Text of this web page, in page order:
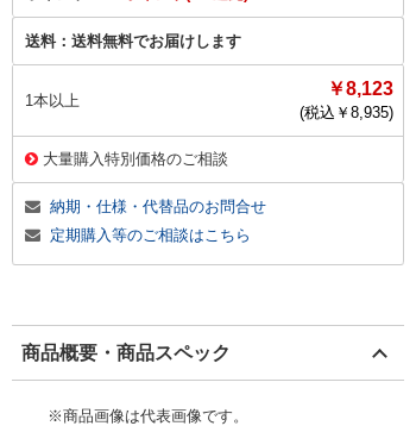
送料： 送料無料でお届けします
1本以上
￥8,123
(税込￥ 8,935)
大量購入特別価格のご相談
納期・仕様・代替品のお問合せ
定期購入等のご相談はこちら
商品概要・商品スペック
※商品画像は代表画像です。